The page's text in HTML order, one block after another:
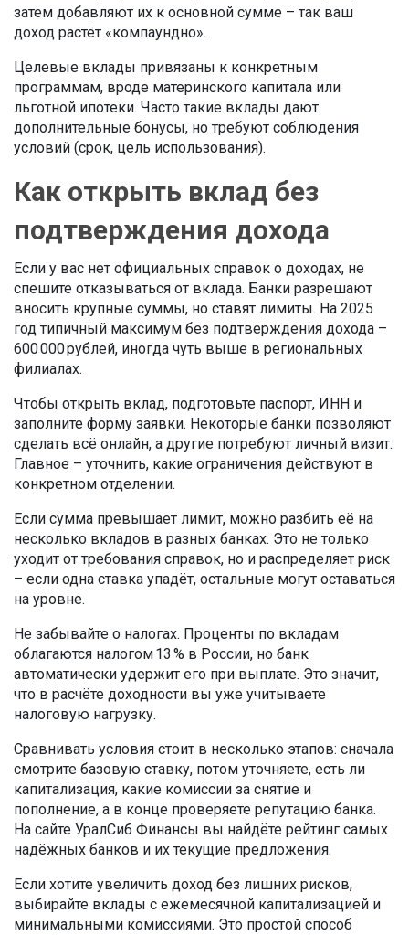
затем добавляют их к основной сумме – так ваш
доход растёт «компаундно».
Целевые вклады привязаны к конкретным
программам, вроде материнского капитала или
льготной ипотеки. Часто такие вклады дают
дополнительные бонусы, но требуют соблюдения
условий (срок, цель использования).
Как открыть вклад без
подтверждения дохода
Если у вас нет официальных справок о доходах, не
спешите отказываться от вклада. Банки разрешают
вносить крупные суммы, но ставят лимиты. На 2025
год типичный максимум без подтверждения дохода –
600 000 рублей, иногда чуть выше в региональных
филиалах.
Чтобы открыть вклад, подготовьте паспорт, ИНН и
заполните форму заявки. Некоторые банки позволяют
сделать всё онлайн, а другие потребуют личный визит.
Главное – уточнить, какие ограничения действуют в
конкретном отделении.
Если сумма превышает лимит, можно разбить её на
несколько вкладов в разных банках. Это не только
уходит от требования справок, но и распределяет риск
– если одна ставка упадёт, остальные могут оставаться
на уровне.
Не забывайте о налогах. Проценты по вкладам
облагаются налогом 13 % в России, но банк
автоматически удержит его при выплате. Это значит,
что в расчёте доходности вы уже учитываете
налоговую нагрузку.
Сравнивать условия стоит в несколько этапов: сначала
смотрите базовую ставку, потом уточняете, есть ли
капитализация, какие комиссии за снятие и
пополнение, а в конце проверяете репутацию банка.
На сайте УралСиб Финансы вы найдёте рейтинг самых
надёжных банков и их текущие предложения.
Если хотите увеличить доход без лишних рисков,
выбирайте вклады с ежемесячной капитализацией и
минимальными комиссиями. Это простой способ